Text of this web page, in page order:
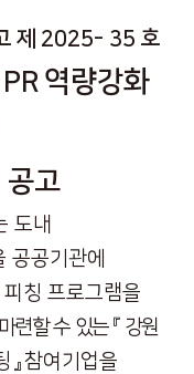
제 2025- 35 호
PR 역량강화
공고
도내
공공기관에
피칭 프로그램을
련할 수 있는『 강원
』참여기업을